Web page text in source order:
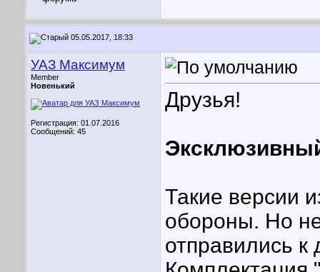
05.05.2017, 18:33
УАЗ Максимум
Member
Новенький
Регистрация: 01.07.2016
Сообщений: 45
Друзья!
Такие версии
обороны. Но
отправились